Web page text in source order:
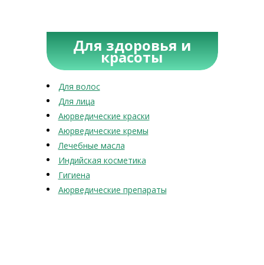
Для здоровья и
красоты
Для волос
Для лица
Аюрведические краски
Аюрведические кремы
Лечебные масла
Индийская косметика
Гигиена
Аюрведические препараты